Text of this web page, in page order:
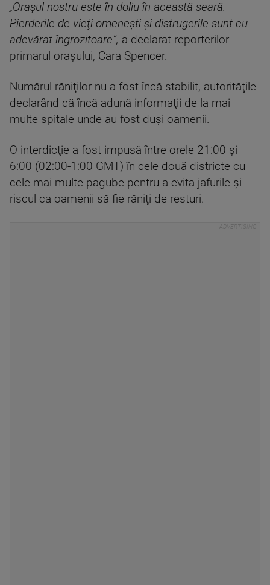
„Oraşul nostru este în doliu în această seară.
Pierderile de vieţi omeneşti şi distrugerile sunt cu
adevărat îngrozitoare”, a declarat reporterilor
primarul oraşului, Cara Spencer.
Numărul răniţilor nu a fost încă stabilit, autorităţile
declarând că încă adună informaţii de la mai
multe spitale unde au fost duşi oamenii.
O interdicţie a fost impusă între orele 21:00 şi
6:00 (02:00-1:00 GMT) în cele două districte cu
cele mai multe pagube pentru a evita jafurile şi
riscul ca oamenii să fie răniţi de resturi.